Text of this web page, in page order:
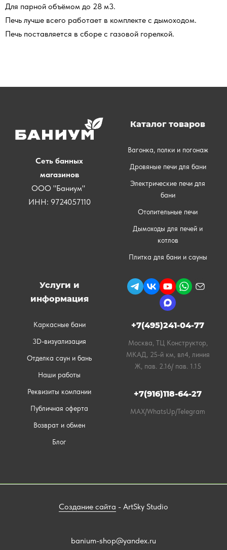
Для парной объёмом до 28 м3.
Печь лучше всего работает в комплекте с дымоходом.
Печь поставляется в сборе с газовой горелкой.
Сеть банных
магазинов
ООО "Баниум"
ИНН: 9724057110
Каталог товаров
Вагонка, полки и погонаж
Дровяные печи для бани
Электрические печи для
бани
Отопительные печи
Дымоходы для печей и
котлов
Плитка для бани и сауны
Услуги и
информация
Каркасные бани
3D-визуализация
Отделка саун и бань
Наши работы
Реквизиты компании
Публичная оферта
Возврат и обмен
Блог
+7(495)241-04-77
Москва, ТЦ Конструктор,
МКАД, 25-й км, вл4, линия
Ж, пав. 2.16/ пав. 1.15
+7(916)118-64-27
MAX/WhatsUp/Telegram
Создание сайта - ArtSky Studio
banium-shop@yandex.ru